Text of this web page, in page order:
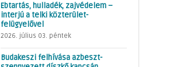
Ebtartás, hulladék, zajvédelem –
interjú a telki közterület-
felügyelővel
2026. július 03. péntek
Budakeszi felhívása azbeszt-